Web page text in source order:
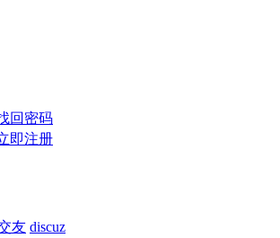
回密码
即注册
友 discuz